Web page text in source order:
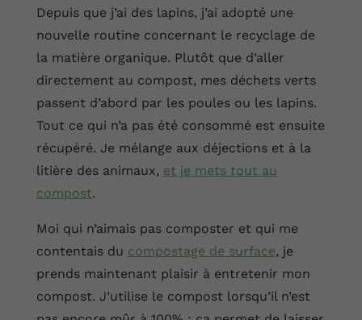
Depuis que j’ai des lapins, j’ai adopté une
nouvelle routine concernant le recyclage de
la matière organique. Plutôt que d’aller
directement au compost, mes déchets verts
passent d’abord par les poules ou les lapins.
Tout ce qui n’a pas été consommé est ensuite
récupéré. Je mélange aux déjections et à la
litière des animaux, et je mets tout au
compost.
Moi qui n’aimais pas composter et qui me
contentais du compostage de surface, je
prends maintenant plaisir à entretenir mon
compost. J’utilise le compost lorsqu’il n’est